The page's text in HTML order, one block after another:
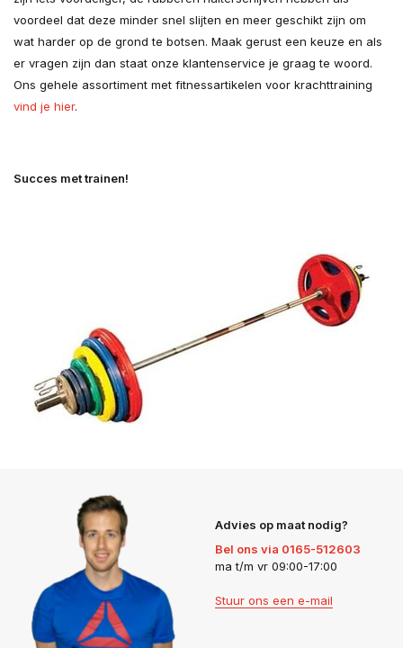
voordeel dat deze minder snel slijten en meer geschikt zijn om
wat harder op de grond te botsen. Maak gerust een keuze en als
er vragen zijn dan staat onze klantenservice je graag te woord.
Ons gehele assortiment met fitnessartikelen voor krachttraining
vind je hier.
Succes met trainen!
Advies op maat nodig?
Bel ons via 0165-512603
ma t/m vr 09:00-17:00
Stuur ons een e-mail